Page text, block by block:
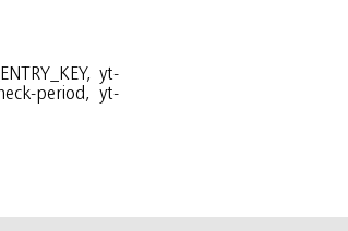
yt-
period, yt-